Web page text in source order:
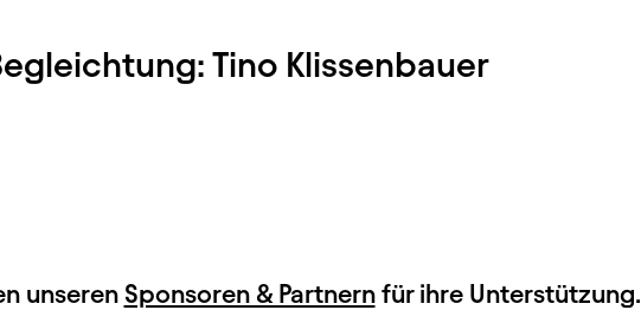
Tino Klissenbauer
unseren Sponsoren & Partnernfür ihre Unterstützung.